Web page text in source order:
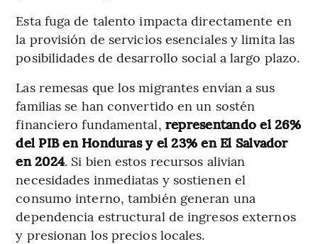
Esta fuga de talento impacta directamente en
la provisión de servicios esenciales y limita las
posibilidades de desarrollo social a largo plazo.
Las remesas que los migrantes envían a sus
familias se han convertido en un sostén
financiero fundamental, representando el 26%
del PIB en Honduras y el 23% en El Salvador
en 2024. Si bien estos recursos alivian
necesidades inmediatas y sostienen el
consumo interno, también generan una
dependencia estructural de ingresos externos
y presionan los precios locales.